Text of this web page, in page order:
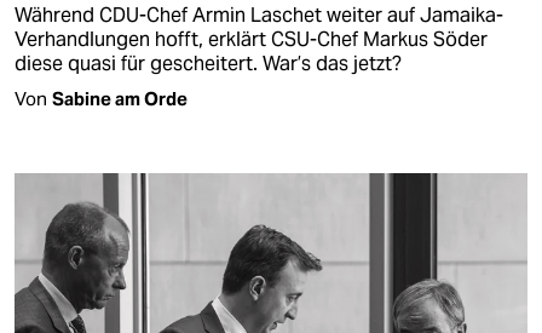
Während CDU-Chef Armin Laschet weiter auf Jamaika-
Verhandlungen hofft, erklärt CSU-Chef Markus Söder
diese quasi für gescheitert. War’s das jetzt?
Von Sabine am Orde